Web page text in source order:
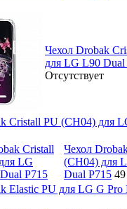
Чехол Drobak
для LG L90
Отсутствует
Cristall PU (CH04) для
Чехол
(CH04) для
Dual P715
Elastic PU для LG G